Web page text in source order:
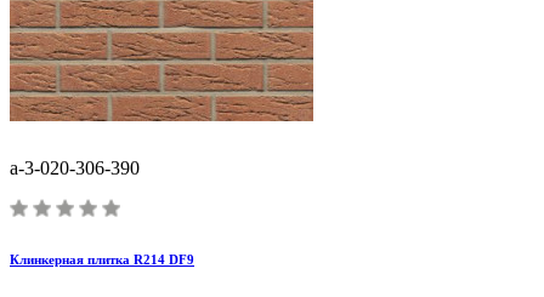
a-3-020-306-390
Клинкерная плитка R214 DF9